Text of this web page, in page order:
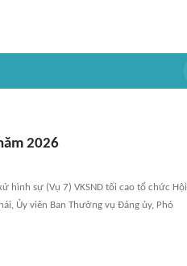
2026
hình sự (Vụ 7) VKSND tối cao tổ chức Hội
Ủy viên Ban Thường vụ Đảng ủy, Phó